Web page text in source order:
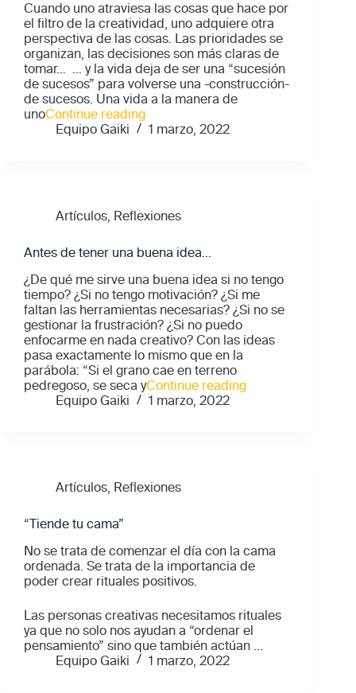
Cuando uno atraviesa las cosas que hace por
el filtro de la creatividad, uno adquiere otra
perspectiva de las cosas. Las prioridades se
organizan, las decisiones son más claras de
tomar… … y la vida deja de ser una “sucesión
de sucesos” para volverse una -construcción-
de sucesos. Una vida a la manera de
unoContinue reading"La
Creatividad
la
Equipo Gaiki 1 marzo, 2022
Artículos, Reflexiones
Antes de tener una buena idea…
¿De qué me sirve una buena idea si no tengo
tiempo? ¿Si no tengo motivación? ¿Si me
faltan las herramientas necesarias? ¿Si no se
gestionar la frustración? ¿Si no puedo
enfocarme en nada creativo? Con las ideas
pasa exactamente lo mismo que en la
parábola: “Si el grano cae en terreno
pedregoso, se seca yContinue reading"Antes
Equipo Gaiki 1 marzo, 2022
Artículos, Reflexiones
“Tiende tu cama”
No se trata de comenzar el día con la cama
ordenada. Se trata de la importancia de
poder crear rituales positivos.
Las personas creativas necesitamos rituales
ya que no solo nos ayudan a “ordenar el
pensamiento” sino que también actúan ...
Equipo Gaiki
1 marzo, 2022